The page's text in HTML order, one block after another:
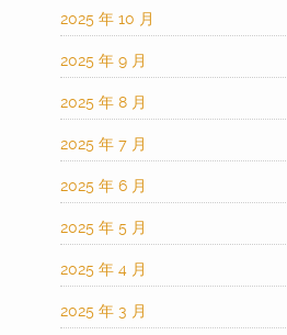
2025 年 10 月
2025 年 9 月
2025 年 8 月
2025 年 7 月
2025 年 6 月
2025 年 5 月
2025 年 4 月
2025 年 3 月